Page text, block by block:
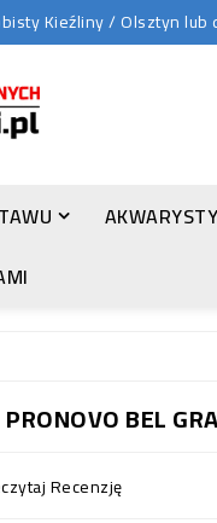
Kieźliny / Olsztyn
PRONOVO BEL
Recenzję